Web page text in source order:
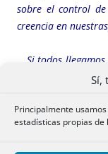
Sí,
Principalmente
estadísticas propias de
sobre el control
creencia en
Si todos
es otro debate y
para que
vocación, pero
aquello que sueña